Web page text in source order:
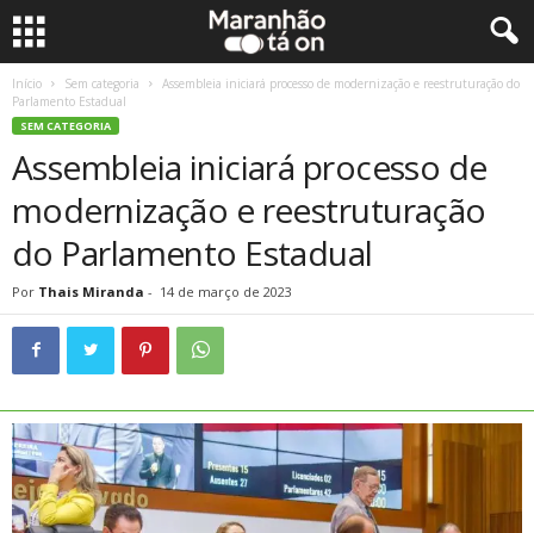
Início Sem categoria
Assembleia iniciará processo de modernização e reestruturação do
Parlamento Estadual
SEM CATEGORIA
Assembleia iniciará processo de
modernização e reestruturação
do Parlamento Estadual
Por Thais Miranda - 14 de março de 2023